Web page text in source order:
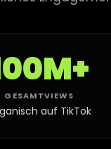
GESAMTVIEWS
auf TikTok